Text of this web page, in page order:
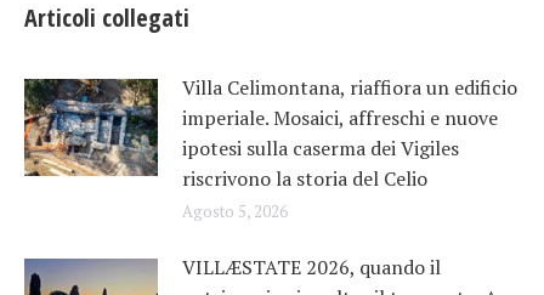
Articoli collegati
Villa Celimontana, riaffiora un edificio
imperiale. Mosaici, affreschi e nuove
ipotesi sulla caserma dei Vigiles
riscrivono la storia del Celio
Agosto 5, 2026
VILLÆSTATE 2026, quando il